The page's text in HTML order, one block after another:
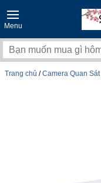
Menu
Trang chủ /Camera Quan Sát